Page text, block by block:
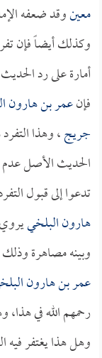
معينوقد ضعفه
وكذلك أيضاً فإن
أمارة على رد
فإنعمر بن هارون
جريج، وهذا
الحديث الأصل
تدعوا إلى قبول
هارون البلخي
وبينه مصاهرة وذلك
عمر بن هارون
رحمهم الله في هذا،
وهل هذا يغتفر فيه